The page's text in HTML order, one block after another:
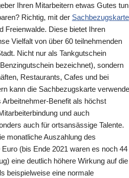
Ihren Mitarbeitern etwas Gutes tun
Richtig, mit der Sachbezugskarte
Freienwalde. Diese bietet Ihren
Vielfalt von über 60 teilnehmenden
Nicht nur als Tankgutschein
bezeichnet), sondern
Restaurants, Cafes und bei
kann die Sachbezugskarte
Benefit als höchst
und auch
auch für ortsansässige Talente.
monatliche Auszahlung des
(bis Ende 2021 waren es noch 44
eine deutlich höhere Wirkung auf die
beispielweise eine normale